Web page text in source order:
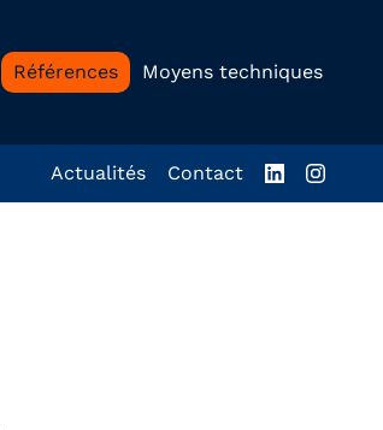
Références Moyens techniques
Actualités Contact